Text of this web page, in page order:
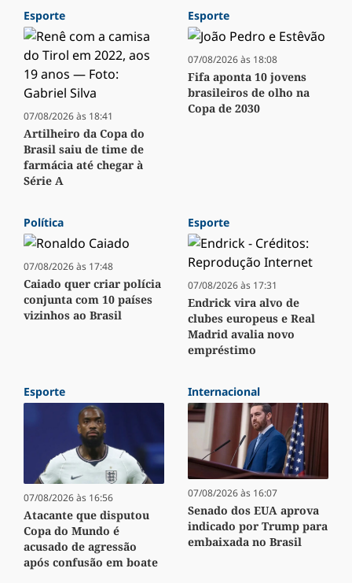
Esporte
07/08/2026 às 18:41
Artilheiro da Copa do
Brasil saiu de time de
farmácia até chegar à
Série A
Esporte
07/08/2026 às 18:08
Fifa aponta 10 jovens
brasileiros de olho na
Copa de 2030
Política
07/08/2026 às 17:48
Caiado quer criar polícia
conjunta com 10 países
vizinhos ao Brasil
Esporte
07/08/2026 às 17:31
Endrick vira alvo de
clubes europeus e Real
Madrid avalia novo
empréstimo
Esporte
07/08/2026 às 16:56
Atacante que disputou
Copa do Mundo é
acusado de agressão
após confusão em boate
Internacional
07/08/2026 às 16:07
Senado dos EUA aprova
indicado por Trump para
embaixada no Brasil